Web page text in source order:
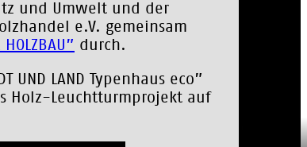
und Umwelt und der
e.V. gemeinsam
durch.
UND LAND Typenhaus eco”
Holz-Leuchtturmprojekt auf